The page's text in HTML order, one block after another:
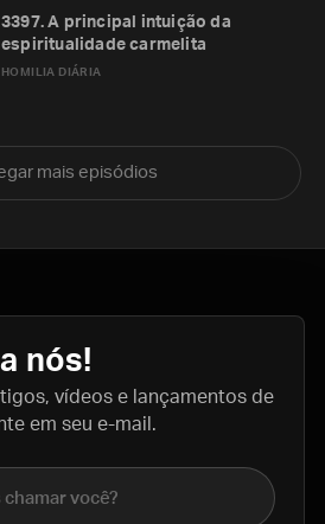
HOMILIA DIÁRIA
3397. A principal intuição da
espiritualidade carmelita
mais episódios
nós!
vídeos e lançamentos de
em seu e-mail.